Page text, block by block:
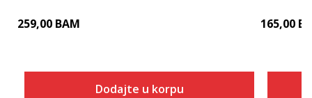
259,00 BAM
Dodajte u korpu
165,00